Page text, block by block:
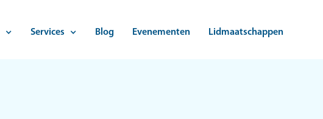
Services Blog Evenementen Lidmaatschappen